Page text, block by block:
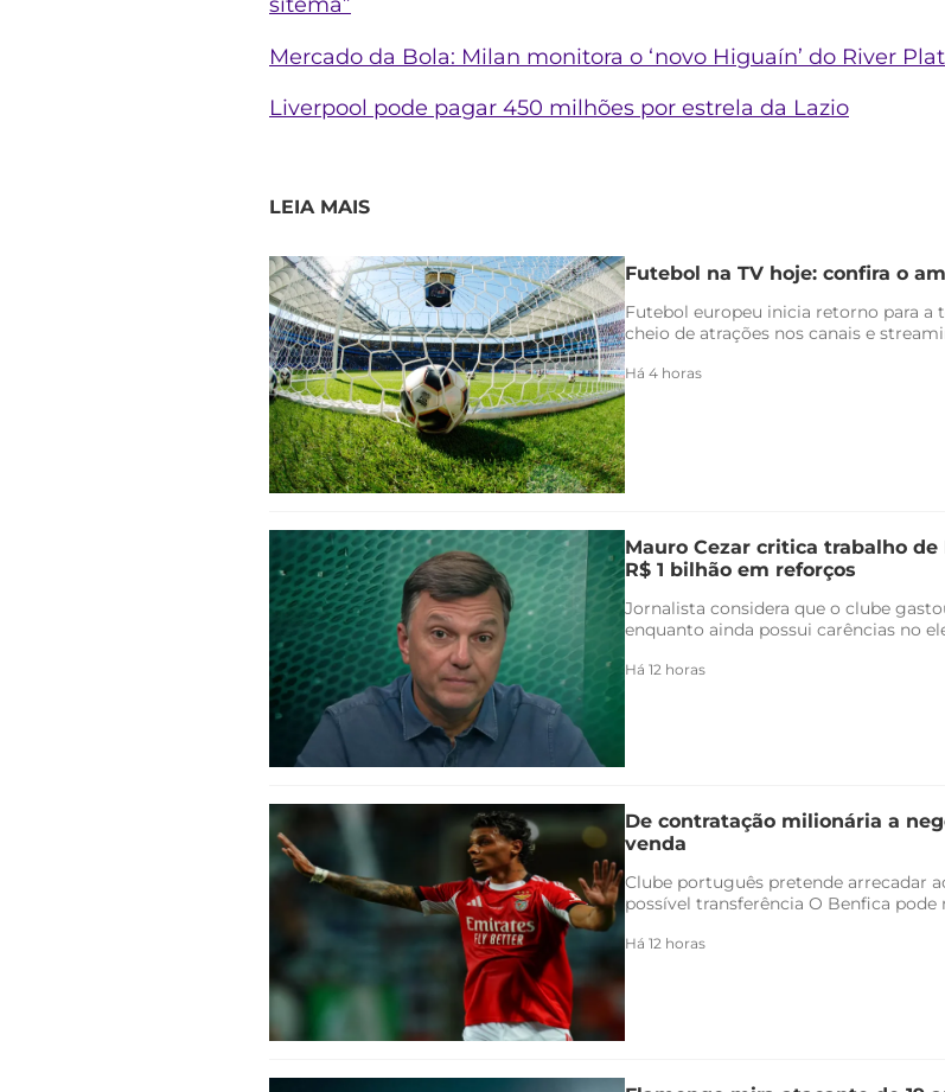
Mercado da Bola: Milan monitora o ‘novo Higuaín’ do River
Liverpool pode pagar 450 milhões por estrela da Lazio
LEIA MAIS
Futebol na TV hoje: confira o
Futebol europeu inicia retorno para a
cheio de atrações nos canais e
Há 4 horas
Mauro Cezar critica trabalho
R$ 1 bilhão em reforços
Jornalista considera que o clube
enquanto ainda possui carências no
Há 12 horas
De contratação milionária a
venda
Clube português pretende arrecadar
possível transferência O Benfica pode
Há 12 horas